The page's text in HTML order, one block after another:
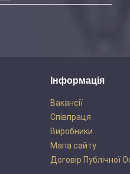
Інформація
Вакансії
Співпраця
Виробники
Мапа сайту
Договір Публічної